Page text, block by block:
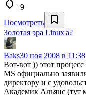
+9
Посмотреть
Золотая эра Linux'а?
Baks30 ноя 2008 в 11:38
Вот-вот )) этот
MS официально
директору и с
Академик Альянс